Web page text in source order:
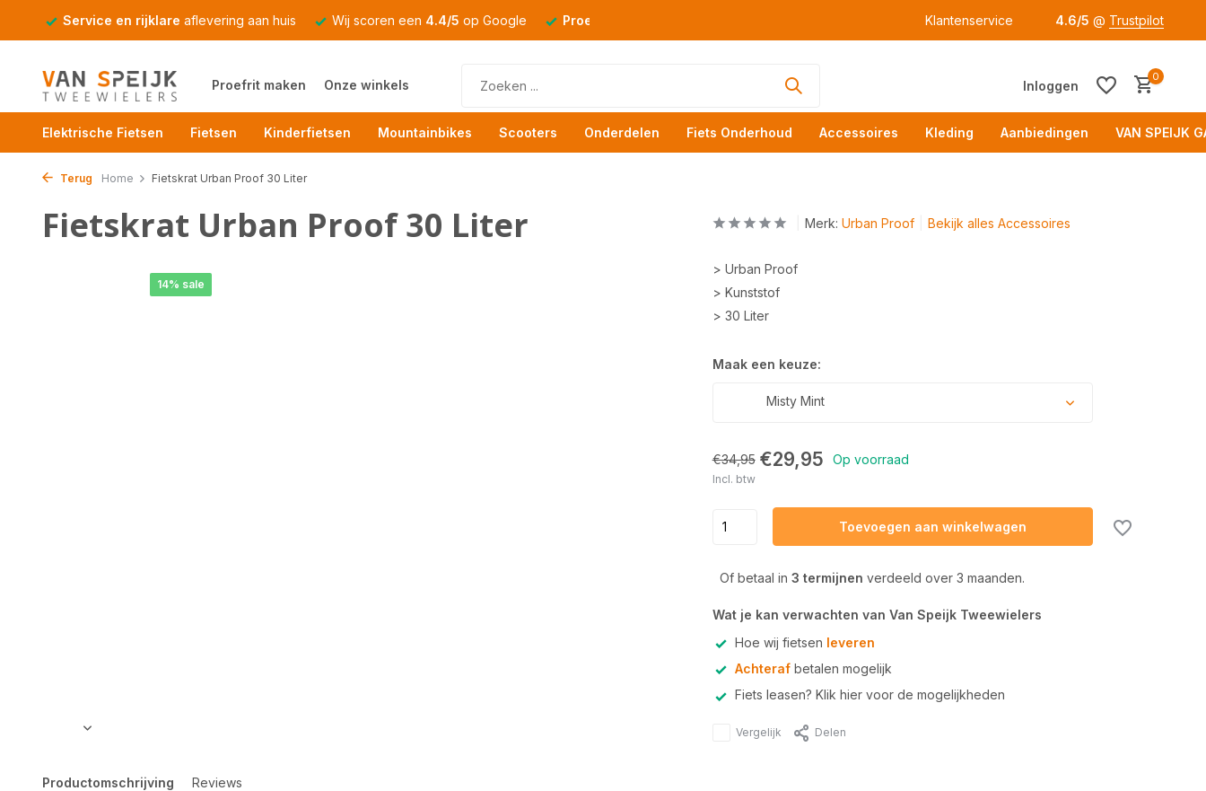
Service en rijklare aflevering aan huis Wij scoren een 4.4/5 op Google Proefrit Klantenservice 4.6/5 @ Trustpilot
Proefrit maken Onze winkels Inloggen
0
Elektrische Fietsen Fietsen Kinderfietsen Mountainbikes Scooters Onderdelen Fiets Onderhoud Accessoires Kleding Aanbiedingen VAN SPEIJK
Terug Home Fietskrat Urban Proof 30 Liter
Fietskrat Urban Proof 30 Liter
14% sale
Productomschrijving Reviews
Merk: Urban Proof Bekijk alles Accessoires
> Urban Proof
> Kunststof
> 30 Liter
Maak een keuze:
Misty Mint
€34,95 €29,95 Op voorraad
Incl. btw
Toevoegen aan winkelwagen
Of betaal in 3 termijnen verdeeld over 3 maanden.
Wat je kan verwachten van Van Speijk Tweewielers
Hoe wij fietsen leveren
Achterafbetalen mogelijk
Fiets leasen? Klik hier voor de mogelijkheden
Vergelijk Delen